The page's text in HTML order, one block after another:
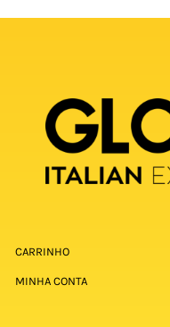
CARRINHO
MINHA CONTA